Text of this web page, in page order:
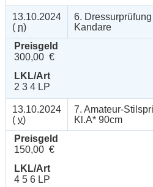
13.10.2024
( n)
6.
Kandare
Preisgeld
300,00 €
LKL/Art
2 3 4 LP
13.10.2024
( v)
7. Amateur-
Kl.A* 90cm
Preisgeld
150,00 €
LKL/Art
4 5 6 LP